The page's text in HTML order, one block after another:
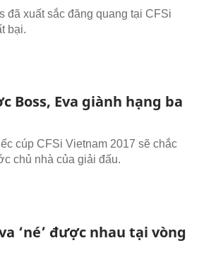
đã xuất sắc đăng quang tại CFSi
bại.
Boss, Eva giành hạng ba
cúp CFSi Vietnam 2017 sẽ chắc
chủ nhà của giải đấu.
‘né’ được nhau tại vòng